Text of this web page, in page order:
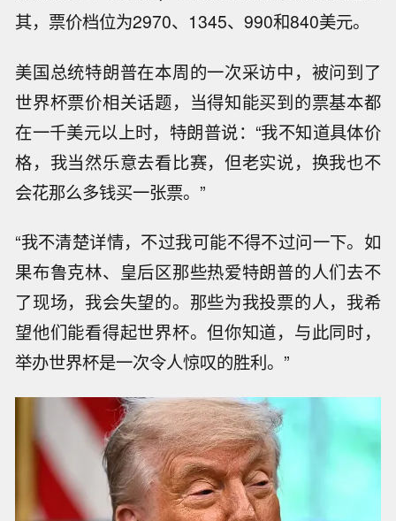
其，票价档位为2970、1345、990和840美元。
美国总统特朗普在本周的一次采访中，被问到了
世界杯票价相关话题，当得知能买到的票基本都
在一千美元以上时，特朗普说：“我不知道具体价
格，我当然乐意去看比赛，但老实说，换我也不
会花那么多钱买一张票。”
“我不清楚详情，不过我可能不得不过问一下。如
果布鲁克林、皇后区那些热爱特朗普的人们去不
了现场，我会失望的。那些为我投票的人，我希
望他们能看得起世界杯。但你知道，与此同时，
举办世界杯是一次令人惊叹的胜利。”